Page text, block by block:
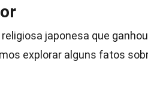
japonesa que
explorar alguns fatos